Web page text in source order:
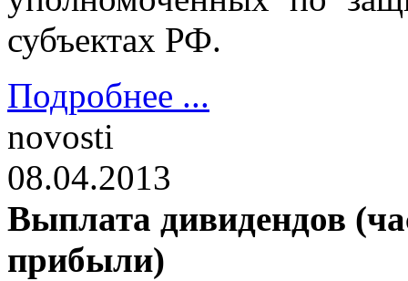
субъектах РФ.
Подробнее ...
novosti
08.04.2013
Выплата дивидендов
прибыли)